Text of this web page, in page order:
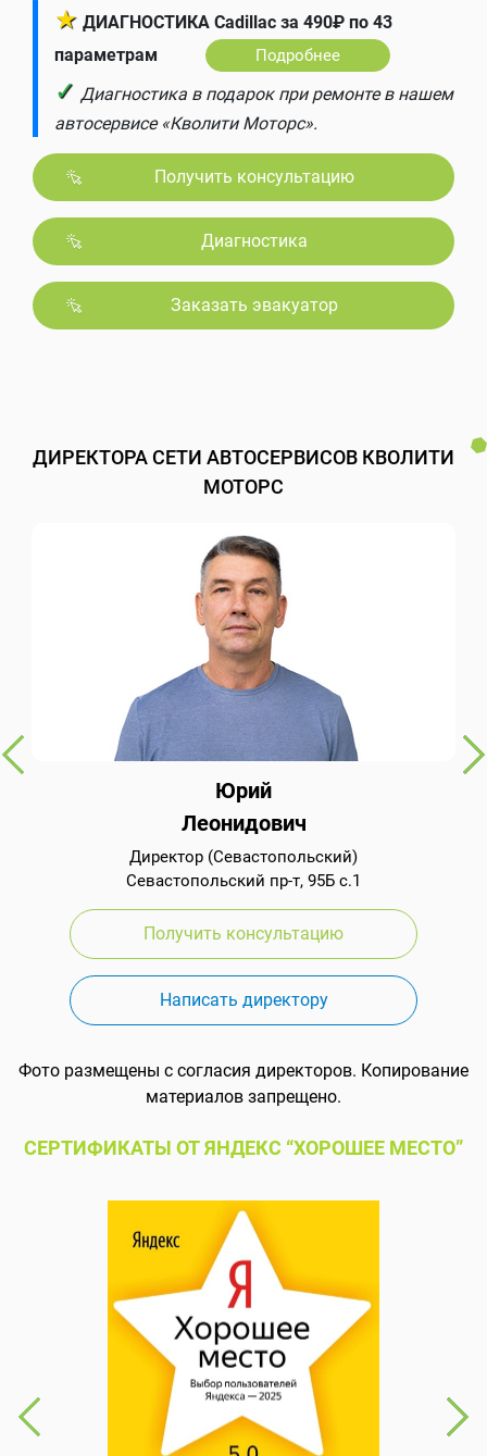
★ ДИАГНОСТИКА Cadillac за 490₽ по 43
параметрам
Подробнее
✓ Диагностика в подарок при ремонте в нашем
автосервисе «Кволити Моторс».
Получить консультацию
Диагностика
Заказать эвакуатор
ДИРЕКТОРА СЕТИ АВТОСЕРВИСОВ КВОЛИТИ
МОТОРС
Юрий
Леонидович
Директор (Севастопольский)
Севастопольский пр-т, 95Б с.1
Получить консультацию
Написать директору
Фото размещены с согласия директоров. Копирование
материалов запрещено.
СЕРТИФИКАТЫ ОТ ЯНДЕКС “ХОРОШЕЕ МЕСТО”